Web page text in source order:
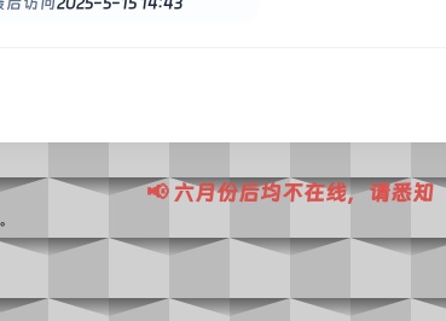
📢 六月份后均不在线，请悉知